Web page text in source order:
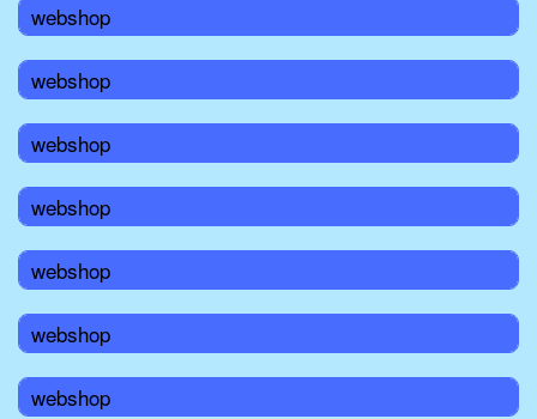
webshop
webshop
webshop
webshop
webshop
webshop
webshop